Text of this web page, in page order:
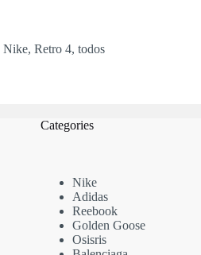
Nike, Retro 4, todos
Categories
Nike
Adidas
Reebook
Golden Goose
Osisris